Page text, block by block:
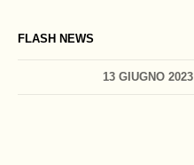
FLASH NEWS
13 GIUGNO 2023